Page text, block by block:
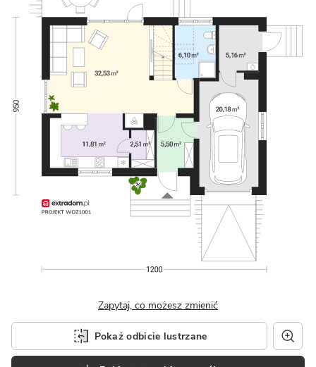
Zapytaj, co możesz zmienić
Pokaż odbicie lustrzane